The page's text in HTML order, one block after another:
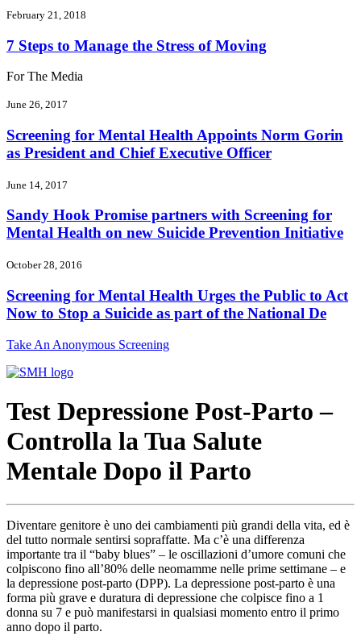
February 21, 2018
7 Steps to Manage the Stress of Moving
For The Media
June 26, 2017
Screening for Mental Health Appoints Norm Gorin
as President and Chief Executive Officer
June 14, 2017
Sandy Hook Promise partners with Screening for
Mental Health on new Suicide Prevention Initiative
October 28, 2016
Screening for Mental Health Urges the Public to Act
Now to Stop a Suicide as part of the National De
Take An Anonymous Screening
Test Depressione Post-Parto –
Controlla la Tua Salute
Mentale Dopo il Parto
Diventare genitore è uno dei cambiamenti più grandi della vita, ed è
del tutto normale sentirsi sopraffatte. Ma c’è una differenza
importante tra il “baby blues” – le oscillazioni d’umore comuni che
colpiscono fino all’80% delle neomamme nelle prime settimane – e
la depressione post-parto (DPP). La depressione post-parto è una
forma più grave e duratura di depressione che colpisce fino a 1
donna su 7 e può manifestarsi in qualsiasi momento entro il primo
anno dopo il parto.